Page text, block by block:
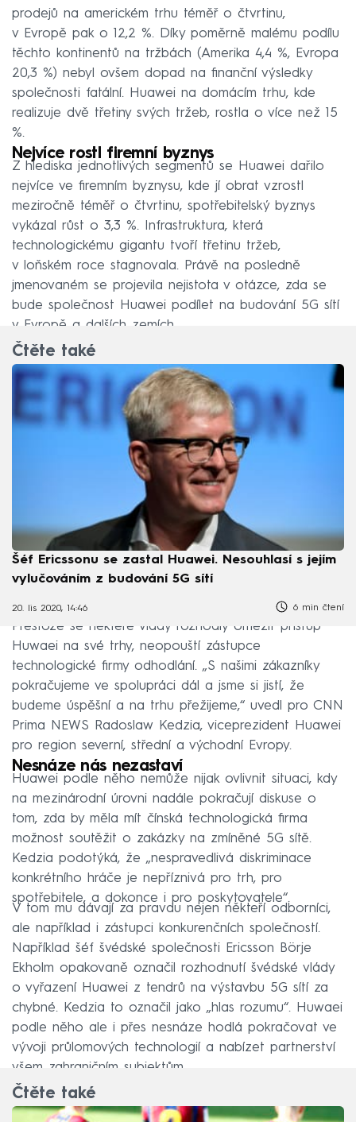
prodejů na americkém trhu téměř o čtvrtinu,
v Evropě pak o 12,2 %. Díky poměrně malému podílu
těchto kontinentů na tržbách (Amerika 4,4 %, Evropa
20,3 %) nebyl ovšem dopad na finanční výsledky
společnosti fatální. Huawei na domácím trhu, kde
realizuje dvě třetiny svých tržeb, rostla o více než 15
%.
Nejvíce rostl firemní byznys
Z hlediska jednotlivých segmentů se Huawei dařilo
nejvíce ve firemním byznysu, kde jí obrat vzrostl
meziročně téměř o čtvrtinu, spotřebitelský byznys
vykázal růst o 3,3 %. Infrastruktura, která
technologickému gigantu tvoří třetinu tržeb,
v loňském roce stagnovala. Právě na posledně
jmenovaném se projevila nejistota v otázce, zda se
bude společnost Huawei podílet na budování 5G sítí
v Evropě a dalších zemích.
Čtěte také
Šéf Ericssonu se zastal Huawei. Nesouhlasí s jejím
vylučováním z budování 5G sítí
20. lis 2020, 14:46 6 min čtení
Přestože se některé vlády rozhodly omezit přístup
Huwaei na své trhy, neopouští zástupce
technologické firmy odhodlání. „S našimi zákazníky
pokračujeme ve spolupráci dál a jsme si jistí, že
budeme úspěšní a na trhu přežijeme,“ uvedl pro CNN
Prima NEWS Radoslaw Kedzia, viceprezident Huawei
pro region severní, střední a východní Evropy.
Nesnáze nás nezastaví
Huawei podle něho nemůže nijak ovlivnit situaci, kdy
na mezinárodní úrovni nadále pokračují diskuse o
tom, zda by měla mít čínská technologická firma
možnost soutěžit o zakázky na zmíněné 5G sítě.
Kedzia podotýká, že „nespravedlivá diskriminace
konkrétního hráče je nepříznivá pro trh, pro
spotřebitele, a dokonce i pro poskytovatele“.
V tom mu dávají za pravdu nejen někteří odborníci,
ale například i zástupci konkurenčních společností.
Například šéf švédské společnosti Ericsson Börje
Ekholm opakovaně označil rozhodnutí švédské vlády
o vyřazení Huawei z tendrů na výstavbu 5G sítí za
chybné. Kedzia to označil jako „hlas rozumu“. Huwaei
podle něho ale i přes nesnáze hodlá pokračovat ve
vývoji průlomových technologií a nabízet partnerství
všem zahraničním subjektům.
Čtěte také